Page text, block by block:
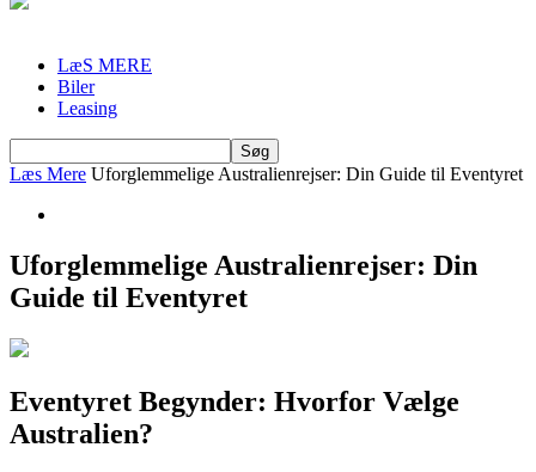
LæS MERE
Biler
Leasing
Læs Mere Uforglemmelige Australienrejser: Din Guide til Eventyret
Uforglemmelige Australienrejser: Din
Guide til Eventyret
Eventyret Begynder: Hvorfor Vælge
Australien?